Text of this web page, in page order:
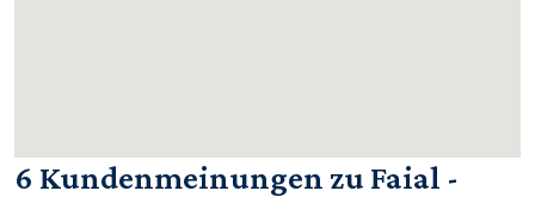
6 Kundenmeinungen zu Faial -